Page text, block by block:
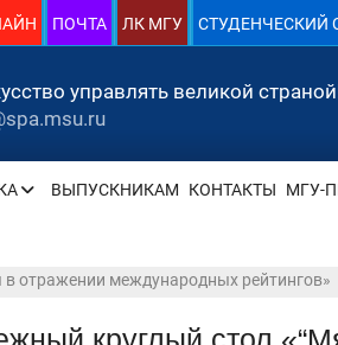
ПОЧТА ЛК МГУ СТУДЕНЧЕСКИЙ
управлять великой
ВЫПУСКНИКАМ КОНТАКТЫ МГУ-
отражении международных рейтингов»